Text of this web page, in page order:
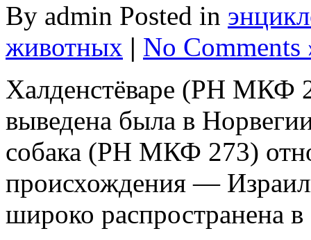
By admin Posted in
животных | No Comments
Халденстёваре (РН МКФ
выведена была в
собака (РН МКФ 273)
происхождения —
широко